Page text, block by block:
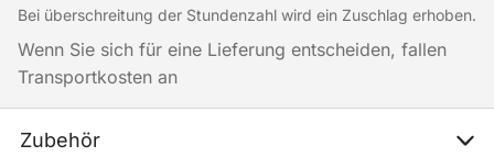
Bei überschreitung der Stundenzahl wird ein Zuschlag erhoben.
Wenn Sie sich für eine Lieferung entscheiden, fallen
Transportkosten an
Zubehör